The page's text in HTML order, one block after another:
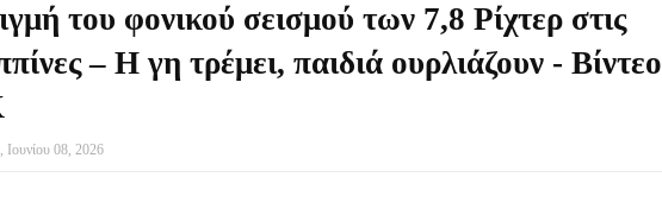
του φονικού σεισμού των 7,8 Ρίχτερ στις
– Η γη τρέμει, παιδιά ουρλιάζουν - Βίντεο
Ιουνίου 08, 2026